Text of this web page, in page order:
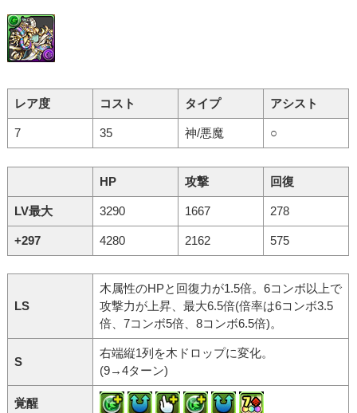
レア度 コスト タイプ アシスト
7 35 神/悪魔 ○
HP 攻撃 回復
LV最大 3290 1667 278
+297 4280 2162 575
LS
木属性のHPと回復力が1.5倍。6コンボ以上で
攻撃力が上昇、最大6.5倍(倍率は6コンボ3.5
倍、7コンボ5倍、8コンボ6.5倍)。
S
右端縦1列を木ドロップに変化。
(9→4ターン)
覚醒